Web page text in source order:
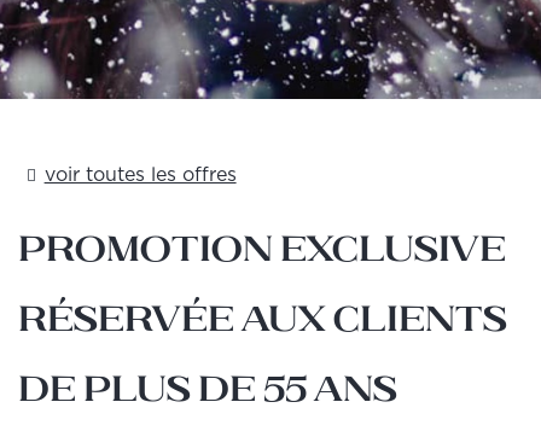
voir toutes les offres
Promotion exclusive
réservée aux clients
de plus de 55 ans